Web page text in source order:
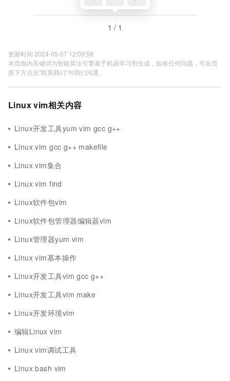
1 / 1
更新时间 2024-05-07 12:09:58
本页面内关键词为智能算法引擎基于机器学习所生成，如有任何问题，可在页
面下方点击"联系我们"与我们沟通。
Linux vim相关内容
Linux开发工具yum vim gcc g++
Linux vim gcc g++ makefile
Linux vim集合
Linux vim find
Linux软件包vim
Linux软件包管理器编辑器vim
Linux管理器yum vim
Linux vim基本操作
Linux开发工具vim gcc g++
Linux开发工具vim make
Linux开发环境vim
编辑Linux vim
Linux vim调试工具
Linux bash vim